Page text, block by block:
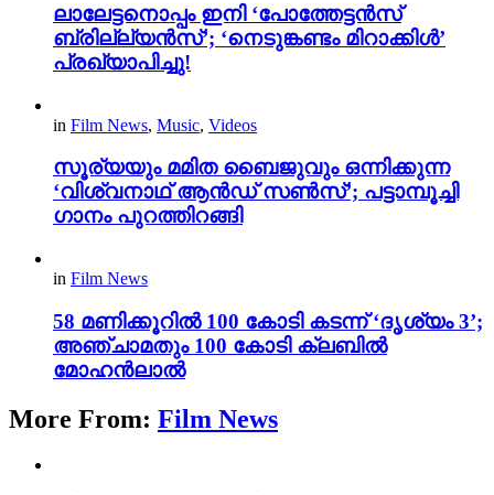
ലാലേട്ടനൊപ്പം ഇനി ‘പോത്തേട്ടൻസ്
ബ്രില്ല്യൻസ്’; ‘നെടുങ്കണ്ടം മിറാക്കിൾ’
പ്രഖ്യാപിച്ചു!
in Film News, Music, Videos
സൂര്യയും മമിത ബൈജുവും ഒന്നിക്കുന്ന
‘വിശ്വനാഥ് ആൻഡ് സൺസ്’; പട്ടാമ്പൂച്ചി
ഗാനം പുറത്തിറങ്ങി
in Film News
58 മണിക്കൂറിൽ 100 കോടി കടന്ന് ‘ദൃശ്യം 3’;
അഞ്ചാമതും 100 കോടി ക്ലബിൽ
മോഹൻലാൽ
More From: Film News